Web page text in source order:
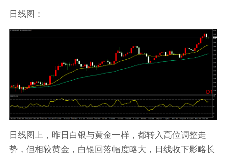
日线图：
日线图上，昨日白银与黄金一样，都转入高位调整走
势，但相较黄金，白银回落幅度略大，日线收下影略长